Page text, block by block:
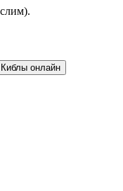
онлайн